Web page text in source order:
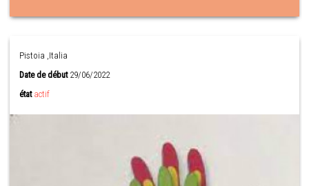
Pistoia ,Italia
Date de début29/06/2022
état actif